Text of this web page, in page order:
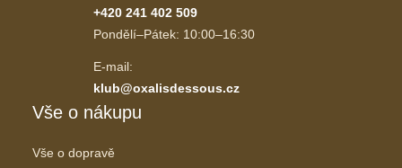
+420 241 402 509
Pondělí–Pátek: 10:00–16:30
E-mail:
klub@oxalisdessous.cz
Vše o nákupu
Vše o dopravě